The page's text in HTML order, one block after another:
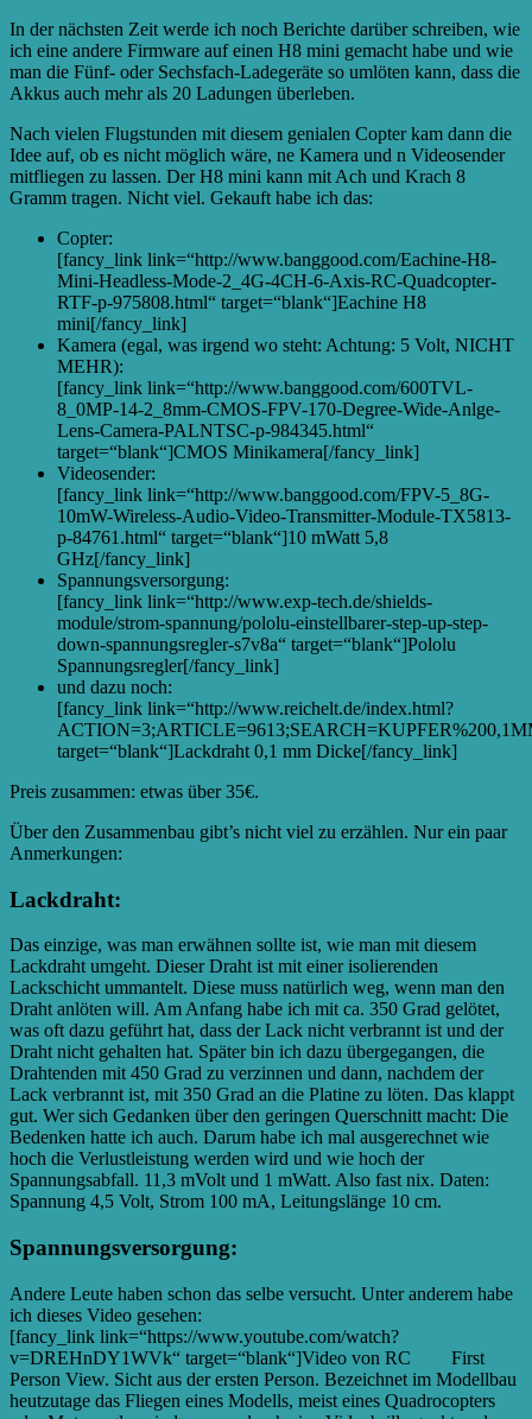
In der nächsten Zeit werde ich noch Berichte darüber schreiben, wie
ich eine andere Firmware auf einen H8 mini gemacht habe und wie
man die Fünf- oder Sechsfach-Ladegeräte so umlöten kann, dass die
Akkus auch mehr als 20 Ladungen überleben.
Nach vielen Flugstunden mit diesem genialen Copter kam dann die
Idee auf, ob es nicht möglich wäre, ne Kamera und n Videosender
mitfliegen zu lassen. Der H8 mini kann mit Ach und Krach 8
Gramm tragen. Nicht viel. Gekauft habe ich das:
Copter:
[fancy_link link=“http://www.banggood.com/Eachine-H8-
Mini-Headless-Mode-2_4G-4CH-6-Axis-RC-Quadcopter-
RTF-p-975808.html“ target=“blank“]Eachine H8
mini[/fancy_link]
Kamera (egal, was irgend wo steht: Achtung: 5 Volt, NICHT
MEHR):
[fancy_link link=“http://www.banggood.com/600TVL-
8_0MP-14-2_8mm-CMOS-FPV-170-Degree-Wide-Anlge-
Lens-Camera-PALNTSC-p-984345.html“
target=“blank“]CMOS Minikamera[/fancy_link]
Videosender:
[fancy_link link=“http://www.banggood.com/FPV-5_8G-
10mW-Wireless-Audio-Video-Transmitter-Module-TX5813-
p-84761.html“ target=“blank“]10 mWatt 5,8
GHz[/fancy_link]
Spannungsversorgung:
[fancy_link link=“http://www.exp-tech.de/shields-
module/strom-spannung/pololu-einstellbarer-step-up-step-
down-spannungsregler-s7v8a“ target=“blank“]Pololu
Spannungsregler[/fancy_link]
und dazu noch:
[fancy_link link=“http://www.reichelt.de/index.html?
target=“blank“]Lackdraht 0,1 mm Dicke[/fancy_link]
Preis zusammen: etwas über 35€.
Über den Zusammenbau gibt’s nicht viel zu erzählen. Nur ein paar
Anmerkungen:
Lackdraht:
Das einzige, was man erwähnen sollte ist, wie man mit diesem
Lackdraht umgeht. Dieser Draht ist mit einer isolierenden
Lackschicht ummantelt. Diese muss natürlich weg, wenn man den
Draht anlöten will. Am Anfang habe ich mit ca. 350 Grad gelötet,
was oft dazu geführt hat, dass der Lack nicht verbrannt ist und der
Draht nicht gehalten hat. Später bin ich dazu übergegangen, die
Drahtenden mit 450 Grad zu verzinnen und dann, nachdem der
Lack verbrannt ist, mit 350 Grad an die Platine zu löten. Das klappt
gut. Wer sich Gedanken über den geringen Querschnitt macht: Die
Bedenken hatte ich auch. Darum habe ich mal ausgerechnet wie
hoch die Verlustleistung werden wird und wie hoch der
Spannungsabfall. 11,3 mVolt und 1 mWatt. Also fast nix. Daten:
Spannung 4,5 Volt, Strom 100 mA, Leitungslänge 10 cm.
Spannungsversorgung:
Andere Leute haben schon das selbe versucht. Unter anderem habe
ich dieses Video gesehen:
[fancy_link link=“https://www.youtube.com/watch?
v=DREHnDY1WVk“ target=“blank“]Video von RC
First
Person View. Sicht aus der ersten Person. Bezeichnet im Modellbau
heutzutage das Fliegen eines Modells, meist eines Quadrocopters